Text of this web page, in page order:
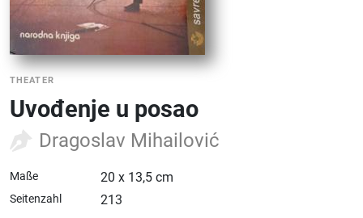
THEATER
Uvođenje u posao
Dragoslav Mihailović
Maße 20 x 13,5 cm
Seitenzahl 213